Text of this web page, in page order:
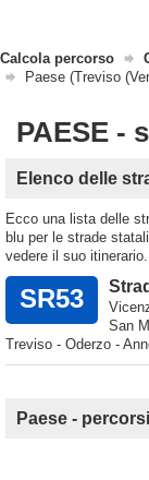
Calcola percorso
Paese (Treviso
PAESE -
Elenco delle
Ecco una lista delle
blu per le strade
vedere il suo itinerario.
SR53
San
Treviso - Oderzo -
Paese -